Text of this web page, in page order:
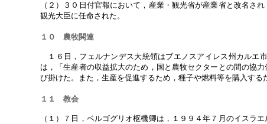
（２）３０日付官報において，産業・観光省が産業省と改名さ
観光大臣に任命された。
１０ 農牧関連
１６日，フェルナンデス大統領はブエノスアイレス州カルエ
は，「生産者の収益拡大のため，国と農牧セクターとの間の協
び掛けた。また，生産を促進するため，種子や燃料等を購入す
１１ 教会
（１）７日，ベルゴグリオ枢機卿は，１９９４年７月のイスラ